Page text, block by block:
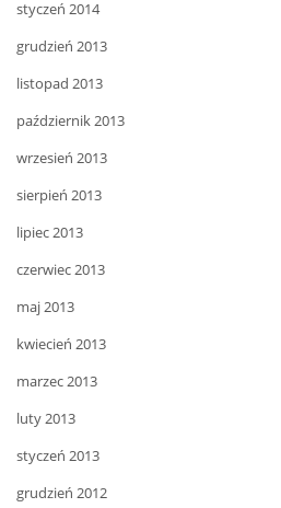
styczeń 2014
grudzień 2013
listopad 2013
październik 2013
wrzesień 2013
sierpień 2013
lipiec 2013
czerwiec 2013
maj 2013
kwiecień 2013
marzec 2013
luty 2013
styczeń 2013
grudzień 2012